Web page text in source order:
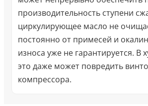
производительность ступени
циркулирующее масло не
постоянно от примесей и
износа уже не гарантируется. В
это даже может повредить
компрессора.